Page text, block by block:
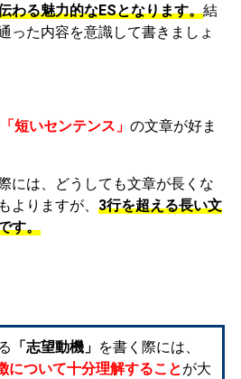
わる魅力的なESとなります。結
った内容を意識して書きましょ
「短いセンテンス」 の文章が好ま
には、どうしても文章が長くな
よりますが、 3行を超える長い文
す。
「志望動機」 を書く際には、
について十分理解することが大